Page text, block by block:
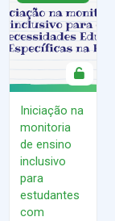
Iniciação na
monitoria
de ensino
inclusivo
para
estudantes
com